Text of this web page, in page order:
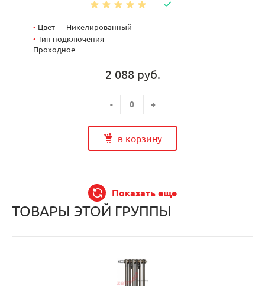
• Цвет — Никелированный
• Тип подключения —
Проходное
2 088 руб.
- +
в корзину
Показать еще
ТОВАРЫ ЭТОЙ ГРУППЫ